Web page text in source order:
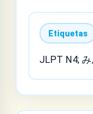
Etiquetas
JLPT N4;